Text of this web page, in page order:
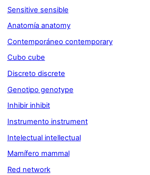
Sensitive sensible
Anatomía anatomy
Contemporáneo contemporary
Cubo cube
Discreto discrete
Genotipo genotype
Inhibir inhibit
Instrumento instrument
Intelectual intellectual
Mamífero mammal
Red network